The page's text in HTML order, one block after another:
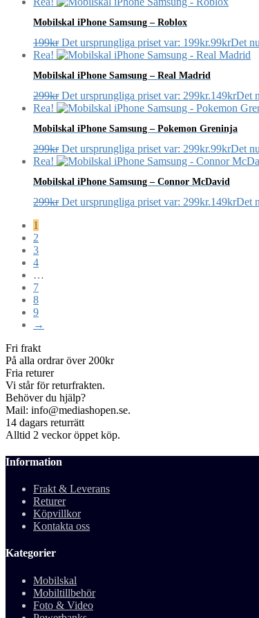
Mobilskal iPhone Samsung – Roblox
199kr Det ursprungliga priset var: 199kr.99krDet
Rea!
Mobilskal iPhone Samsung – Real Madrid
299kr Det ursprungliga priset var: 299kr.149krDet
Rea!
Mobilskal iPhone Samsung – Pokemon Greninja
299kr Det ursprungliga priset var: 299kr.99krDet
Rea!
Mobilskal iPhone Samsung – Connor McDavid
299kr Det ursprungliga priset var: 299kr.149krDet
1
2
3
4
…
7
8
9
→
Fri frakt
På alla ordrar över 200kr
Fria returer
Vi står för returfrakten.
Behöver du hjälp?
Mail: info@mediashopen.se.
14 dagars returrätt
Alltid 2 veckor öppet köp.
Information
Frakt & Leverans
Returer
Köpvillkor
Kontakta oss
Kategorier
Mobilskal
Mobiltillbehör
Foto & Video